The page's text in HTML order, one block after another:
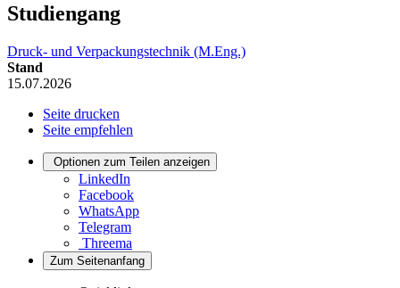
Studiengang
Druck- und Verpackungstechnik (M.Eng.)
Stand
15.07.2026
Seite drucken
Seite empfehlen
Optionen zum Teilen anzeigen
LinkedIn
Facebook
WhatsApp
Telegram
Threema
Zum Seitenanfang